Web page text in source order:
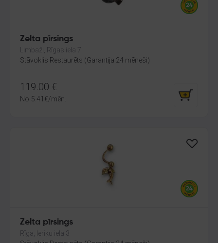
Zelta pīrsings
Limbaži, Rīgas iela 7
Stāvoklis Restaurēts (Garantija 24 mēneši)
119.00 €
No 5.41 €/mēn.
Zelta pīrsings
Rīga, Ieriķu iela 3